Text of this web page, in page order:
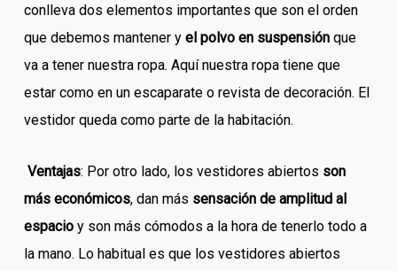
conlleva dos elementos importantes que son el orden
que debemos mantener y el polvo en suspensiónque
va a tener nuestra ropa. Aquí nuestra ropa tiene que
estar como en un escaparate o revista de decoración. El
vestidor queda como parte de la habitación.
Ventajas: Por otro lado, los vestidores abiertos son
más económicos, dan más sensación de amplitud al
espacioy son más cómodos a la hora de tenerlo todo a
la mano. Lo habitual es que los vestidores abiertos